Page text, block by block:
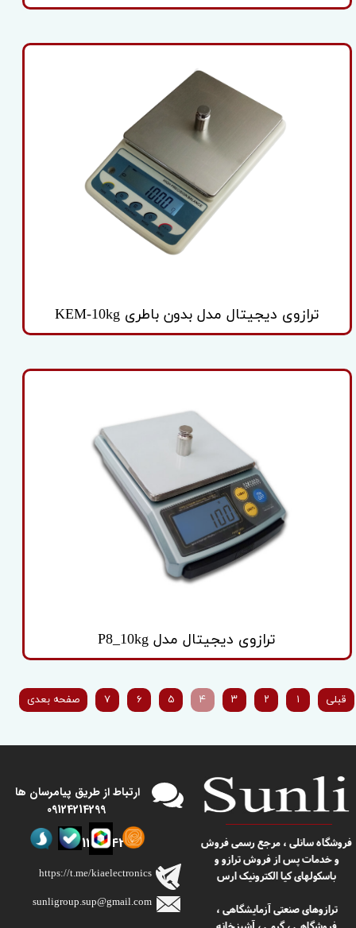
ترازوی دیجیتال مدل بدون باطری KEM-10kg
ترازوی دیجیتال مدل P8_10kg
قبلی ۱ ۲ ۳ ۴ ۵ ۶ ۷ صفحه بعدی
​​فروشگاه سانلی ، مرجع رسمی فروش
و خدمات پس از فروش ترازو و
باسکولهای کیا الکترونیک ارس
ترازوهای صنعتی آزمایشگاهی ،
sunligroup.sup@gmail.com​​​​​​​
https://t.me/kiaelectronics
​​ارتباط از طریق پیامرسان ها
09124214299
09124214299